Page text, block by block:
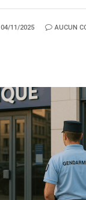
04/11/2025 AUCUN